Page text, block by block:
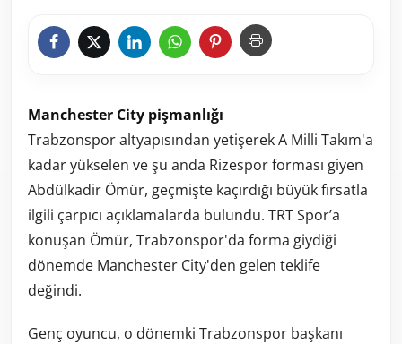
Manchester City pişmanlığı
Trabzonspor altyapısından yetişerek A Milli Takım'a
kadar yükselen ve şu anda Rizespor forması giyen
Abdülkadir Ömür, geçmişte kaçırdığı büyük fırsatla
ilgili çarpıcı açıklamalarda bulundu. TRT Spor’a
konuşan Ömür, Trabzonspor'da forma giydiği
dönemde Manchester City'den gelen teklife
değindi.
Genç oyuncu, o dönemki Trabzonspor başkanı